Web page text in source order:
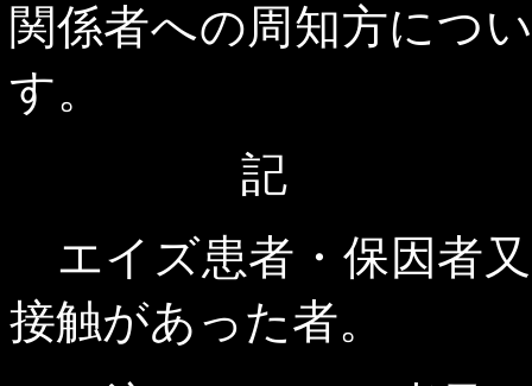
関係者への周知方につ
す。
記
エイズ患者・保因者
接触があった者。